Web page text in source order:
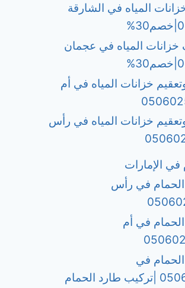
المياه في الشارقة
المياه في عجمان
خزانات المياه في أم
خزانات المياه في رأس
في الإمارات
في رأس
في أم
في